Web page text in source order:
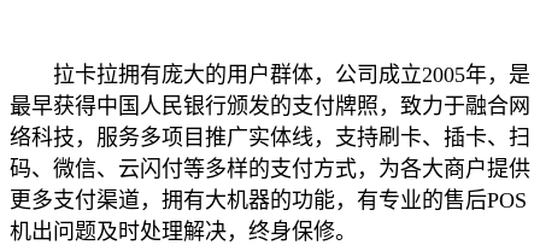
拉卡拉拥有庞大的用户群体，公司成立2005年，是
最早获得中国人民银行颁发的支付牌照，致力于融合网
络科技，服务多项目推广实体线，支持刷卡、插卡、扫
码、微信、云闪付等多样的支付方式，为各大商户提供
更多支付渠道，拥有大机器的功能，有专业的售后POS
机出问题及时处理解决，终身保修。